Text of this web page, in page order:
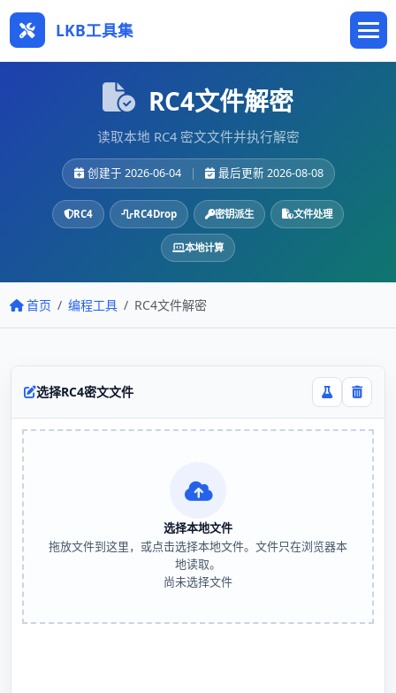
LKB工具集
RC4文件解密
读取本地 RC4 密文文件并执行解密
创建于 2026-06-04 | 最后更新 2026-08-08
RC4 RC4Drop 密钥派生 文件处理
本地计算
首页 编程工具 RC4文件解密
选择RC4密文文件
选择本地文件
拖放文件到这里，或点击选择本地文件。文件只在浏览器本
地读取。
尚未选择文件